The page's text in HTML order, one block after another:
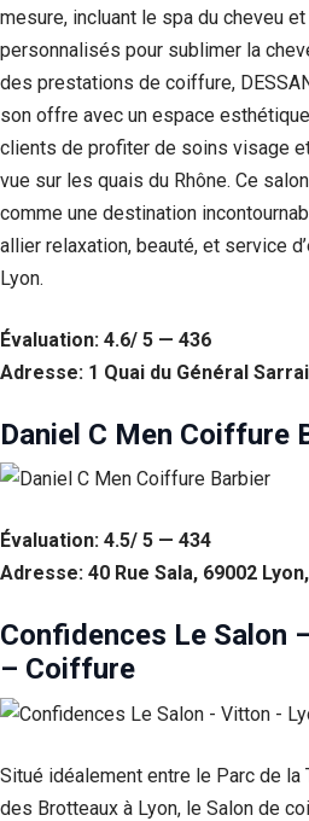
mesure, incluant le spa du cheveu
personnalisés pour sublimer la
des prestations de coiffure,
son offre avec un espace
clients de profiter de soins visage
vue sur les quais du Rhône. Ce
comme une destination
allier relaxation, beauté, et service
Lyon.
Évaluation: 4.6/ 5 — 436
Adresse: 1 Quai du Général
Daniel C Men Coiffure
Évaluation: 4.5/ 5 — 434
Adresse: 40 Rue Sala, 69002
Confidences Le Salon
– Coiffure
Situé idéalement entre le Parc de la
des Brotteaux à Lyon, le Salon de